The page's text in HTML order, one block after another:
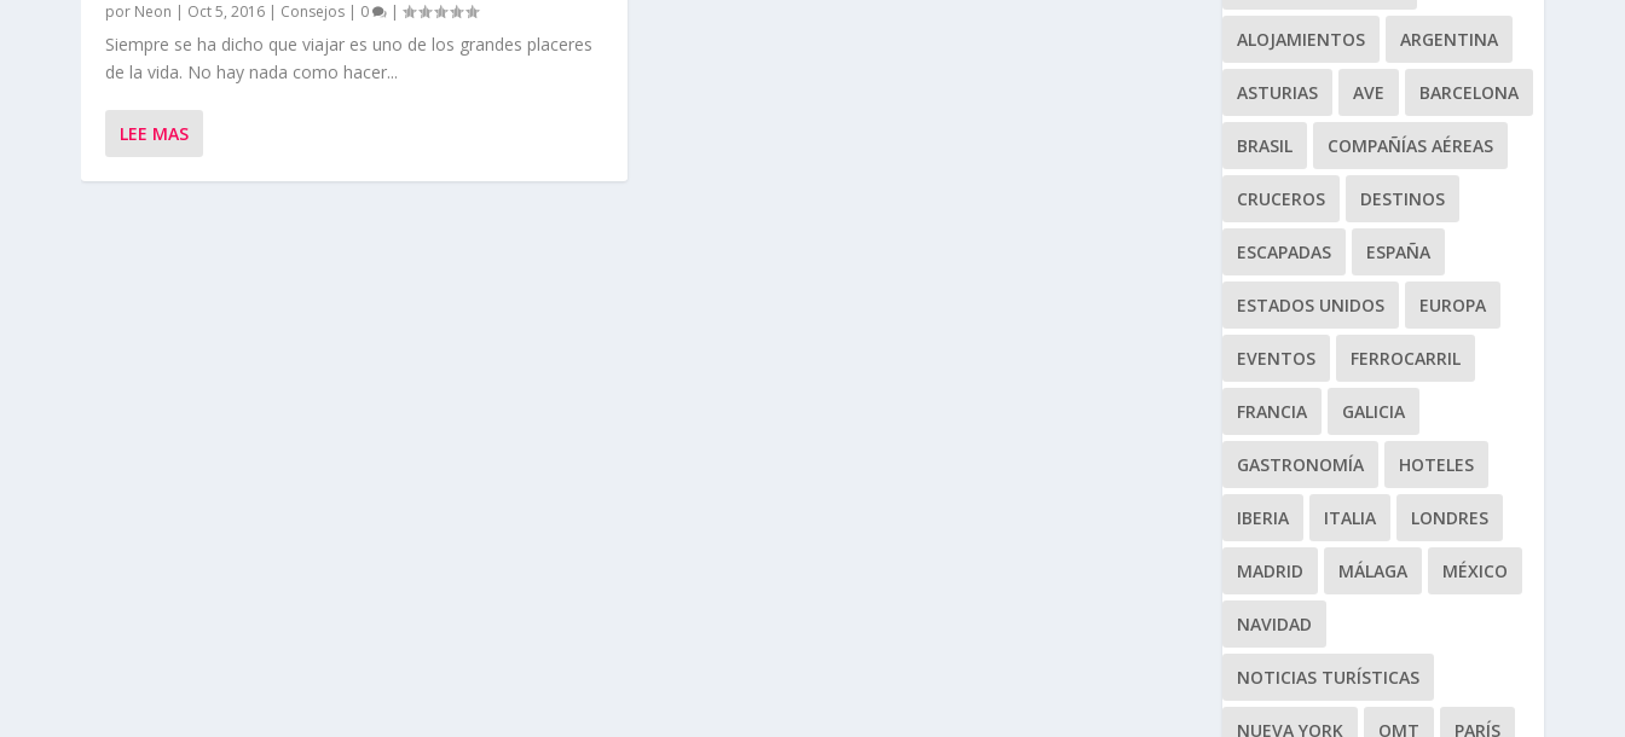
por Neon | Oct 5, 2016 | Consejos | 0 |
Siempre se ha dicho que viajar es uno de los grandes placeres
de la vida. No hay nada como hacer...
LEE MAS
ALOJAMIENTOS ARGENTINA
ASTURIAS AVE BARCELONA
BRASIL COMPAÑÍAS AÉREAS
CRUCEROS DESTINOS
ESCAPADAS ESPAÑA
ESTADOS UNIDOS EUROPA
EVENTOS FERROCARRIL
FRANCIA GALICIA
GASTRONOMÍA HOTELES
IBERIA ITALIA LONDRES
MADRID MÁLAGA MÉXICO
NAVIDAD
NOTICIAS TURÍSTICAS
NUEVA YORK OMT PARÍS